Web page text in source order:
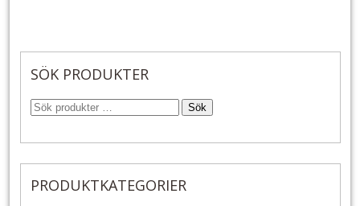
SÖK PRODUKTER
Sök
PRODUKTKATEGORIER